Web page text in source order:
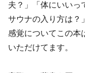
夫？」「体にいいっ
サウナの入り方は？
感覚についてこの本
いただけてます。